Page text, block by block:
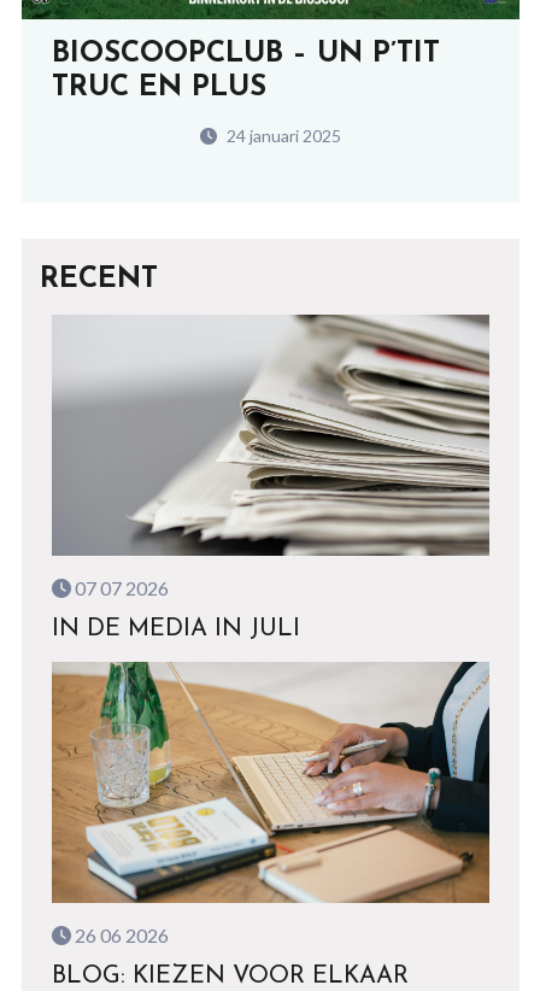
BIOSCOOPCLUB – UN P’TIT
TRUC EN PLUS
24 januari 2025
RECENT
07 07 2026
IN DE MEDIA IN JULI
26 06 2026
BLOG: KIEZEN VOOR ELKAAR